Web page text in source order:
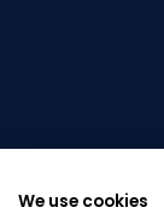
We use cookies